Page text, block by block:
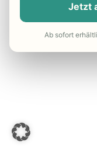
Jetzt
Ab sofort